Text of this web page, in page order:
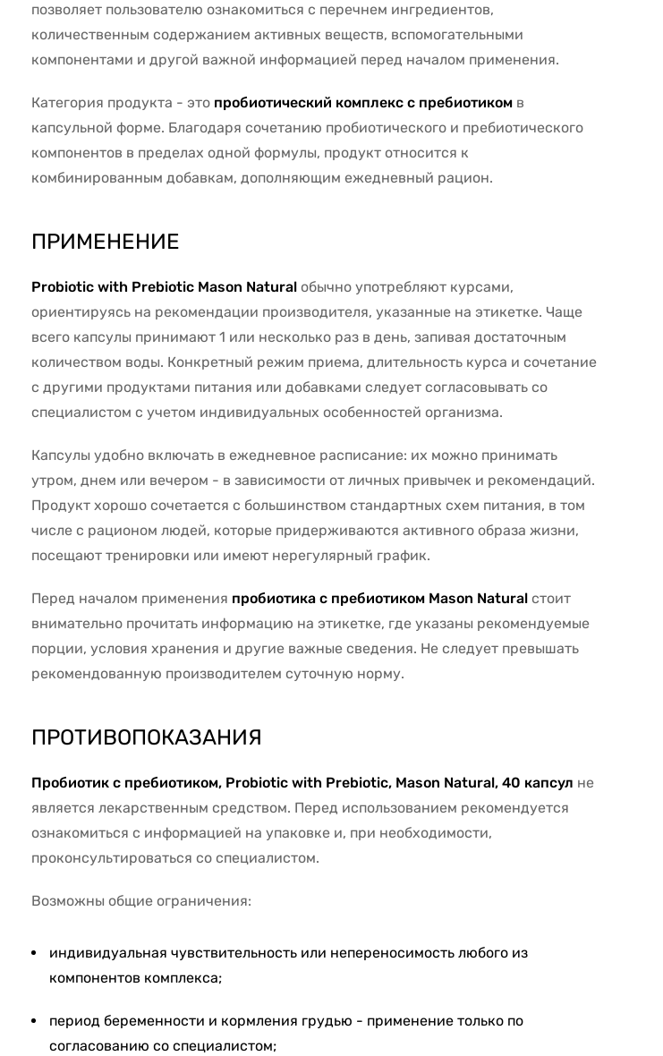
позволяет пользователю ознакомиться с перечнем ингредиентов,
количественным содержанием активных веществ, вспомогательными
компонентами и другой важной информацией перед началом применения.
Категория продукта - это пробиотический комплекс с пребиотиком в
капсульной форме. Благодаря сочетанию пробиотического и пребиотического
компонентов в пределах одной формулы, продукт относится к
комбинированным добавкам, дополняющим ежедневный рацион.
ПРИМЕНЕНИЕ
Probiotic with Prebiotic Mason Natural обычно употребляют курсами,
ориентируясь на рекомендации производителя, указанные на этикетке. Чаще
всего капсулы принимают 1 или несколько раз в день, запивая достаточным
количеством воды. Конкретный режим приема, длительность курса и сочетание
с другими продуктами питания или добавками следует согласовывать со
специалистом с учетом индивидуальных особенностей организма.
Капсулы удобно включать в ежедневное расписание: их можно принимать
утром, днем или вечером - в зависимости от личных привычек и рекомендаций.
Продукт хорошо сочетается с большинством стандартных схем питания, в том
числе с рационом людей, которые придерживаются активного образа жизни,
посещают тренировки или имеют нерегулярный график.
Перед началом применения пробиотика с пребиотиком Mason Natural стоит
внимательно прочитать информацию на этикетке, где указаны рекомендуемые
порции, условия хранения и другие важные сведения. Не следует превышать
рекомендованную производителем суточную норму.
ПРОТИВОПОКАЗАНИЯ
Пробиотик с пребиотиком, Probiotic with Prebiotic, Mason Natural, 40 капсул не
является лекарственным средством. Перед использованием рекомендуется
ознакомиться с информацией на упаковке и, при необходимости,
проконсультироваться со специалистом.
Возможны общие ограничения:
индивидуальная чувствительность или непереносимость любого из
компонентов комплекса;
период беременности и кормления грудью - применение только по
согласованию со специалистом;